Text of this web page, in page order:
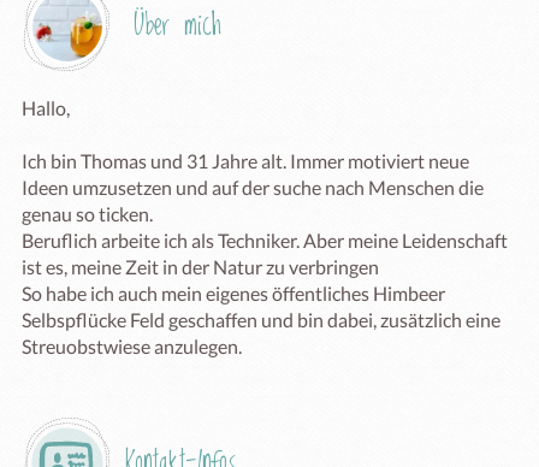
Über mich
Hallo,
Ich bin Thomas und 31 Jahre alt. Immer motiviert neue
Ideen umzusetzen und auf der suche nach Menschen die
genau so ticken.
Beruflich arbeite ich als Techniker. Aber meine Leidenschaft
ist es, meine Zeit in der Natur zu verbringen
So habe ich auch mein eigenes öffentliches Himbeer
Selbspflücke Feld geschaffen und bin dabei, zusätzlich eine